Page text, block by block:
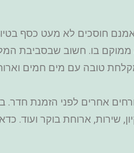
אמנם חוסכים לא מעט כסף
ממוקם בו. חשוב שבסביבת
טובה עם מים חמים
אחרים לפני הזמנת
שירות, ארוחת בוקר ועוד.